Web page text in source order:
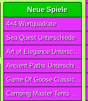
Neue Spiele
4×4 Wortquadrate
Sea Quest Unterschiede
Art of Elegance Unterschiede
Ancient Paths Unterschiede
Game Of Goose Classic Edition
Camping Master Tents & Trees